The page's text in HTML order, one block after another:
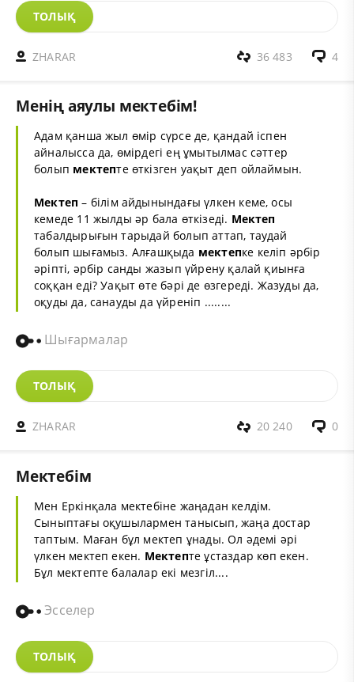
ТОЛЫҚ
ZHARAR 4
36 483
Менің аяулы мектебім!
Адам қанша жыл өмір сүрсе де, қандай іспен
айналысса да, өмірдегі ең ұмытылмас сәттер
болып мектепте өткізген уақыт деп ойлаймын.
Мектеп – білім айдынындағы үлкен кеме, осы
кемеде 11 жылды әр бала өткізеді. Мектеп
табалдырығын тарыдай болып аттап, таудай
болып шығамыз. Алғашқыда мектепке келіп әрбір
әріпті, әрбір санды жазып үйрену қалай қиынға
соққан еді? Уақыт өте бәрі де өзгереді. Жазуды да,
оқуды да, санауды да үйреніп ........
Шығармалар
ТОЛЫҚ
ZHARAR 0
20 240
Мектебім
Мен Еркінқала мектебіне жаңадан келдім.
Сыныптағы оқушылармен танысып, жаңа достар
таптым. Маған бұл мектеп ұнады. Ол әдемі әрі
үлкен мектеп екен. Мектепте ұстаздар көп екен.
Бұл мектепте балалар екі мезгіл....
Эсселер
ТОЛЫҚ